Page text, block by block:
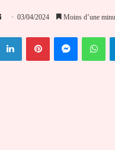
Envoyer
courriel
03/04/2024 Moins d’une
LinkedinPinterestMessenger